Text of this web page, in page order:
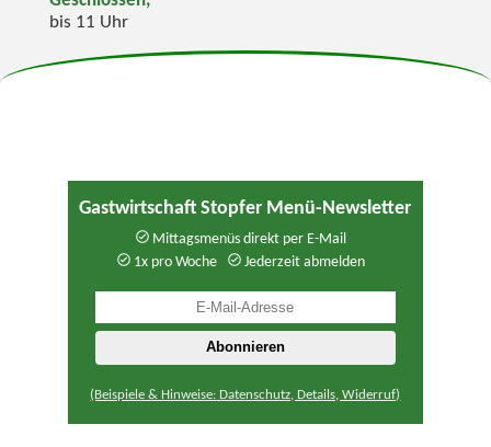
bis 11 Uhr
Gastwirtschaft Stopfer Menü-Newsletter
Mittagsmenüs direkt per E-Mail
1x pro Woche
Jederzeit abmelden
(Beispiele & Hinweise: Datenschutz, Details, Widerruf)